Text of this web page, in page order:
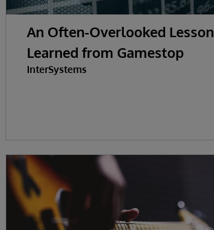
An Often-Overlooked Lesson
Learned from Gamestop
InterSystems